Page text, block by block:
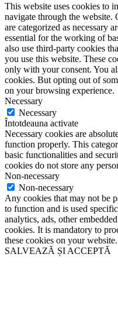
This website uses cookies to
navigate through the website.
are categorized as necessary
essential for the working of
also use third-party cookies
you use this website. These
only with your consent. You
cookies. But opting out of
on your browsing experience.
Necessary
Necessary
Întotdeauna activate
Necessary cookies are
function properly. This
basic functionalities and
cookies do not store any
Non-necessary
Non-necessary
Any cookies that may not be
to function and is used
analytics, ads, other
cookies. It is mandatory to
these cookies on your website.
SALVEAZĂ ȘI ACCEPTĂ